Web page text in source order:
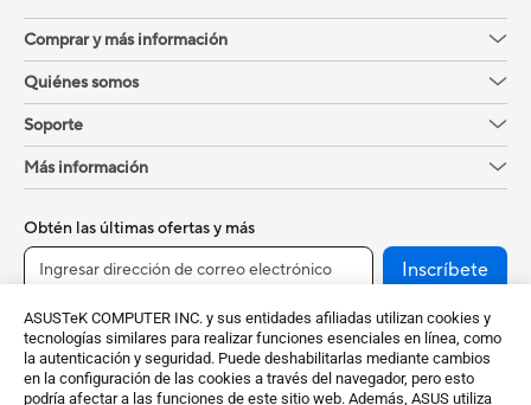
ASUSTeK COMPUTER INC. y sus entidades afiliadas utilizan cookies y
tecnologías similares para realizar funciones esenciales en línea, como
la autenticación y seguridad. Puede deshabilitarlas mediante cambios
en la configuración de las cookies a través del navegador, pero esto
podría afectar a las funciones de este sitio web. Además, ASUS utiliza
Comprar y más información
Quiénes somos
Soporte
Más información
Obtén las últimas ofertas y más
Inscríbete